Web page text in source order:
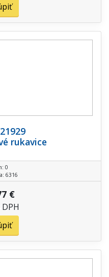
rukavice
0
6316
€